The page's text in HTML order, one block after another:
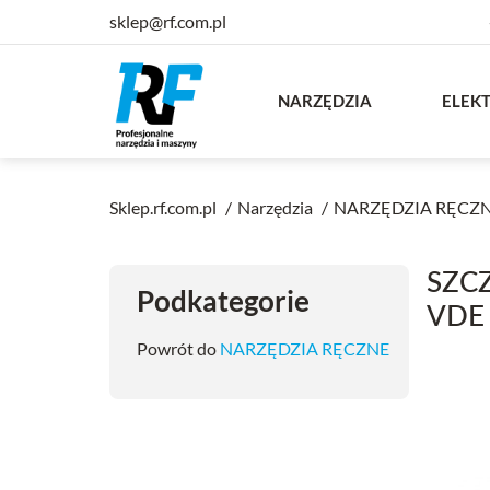
sklep@rf.com.pl
NARZĘDZIA
Sklep.rf.com.pl Narzędzia NARZĘDZIA
Podkategorie
Powrót do NARZĘDZIA RĘCZNE